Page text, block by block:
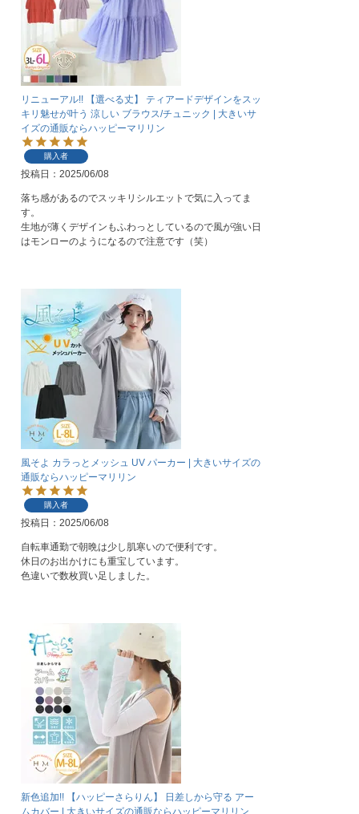
リニューアル!! 【選べる丈】 ティアードデザインをスッ
キリ魅せが叶う 涼しい ブラウス/チュニック | 大きいサ
イズの通販ならハッピーマリリン
購入者
投稿日 2025/06/08
落ち感があるのでスッキリシルエットで気に入ってま
す。
生地が薄くデザインもふわっとしているので風が強い日
はモンローのようになるので注意です（笑）
風そよ カラっとメッシュ UV パーカー | 大きいサイズの
通販ならハッピーマリリン
購入者
投稿日 2025/06/08
自転車通勤で朝晩は少し肌寒いので便利です。
休日のお出かけにも重宝しています。
色違いで数枚買い足しました。
新色追加!! 【ハッピーさらりん】 日差しから守る アー